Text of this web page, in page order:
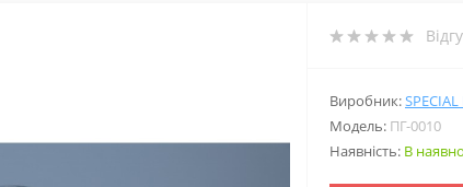
Виробник:
Модель: ПГ-0010
Наявність: В